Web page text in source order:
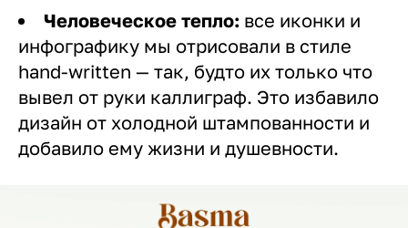
Человеческое тепло: все иконки и
инфографику мы отрисовали в стиле
hand-written — так, будто их только что
вывел от руки каллиграф. Это избавило
дизайн от холодной штампованности и
добавило ему жизни и душевности.